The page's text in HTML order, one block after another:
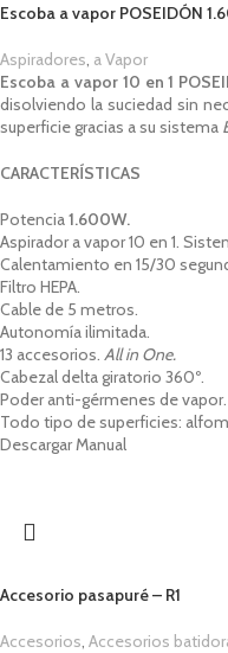
Escoba a vapor POSEIDÓN
Aspiradores a Vapor
Escoba a vapor 10 en 1
disolviendo la suciedad sin
superficie gracias a su sistema
CARACTERÍSTICAS
Potencia1.600W.
Aspirador a vapor 10 en 1.
Calentamiento en 15/30
Filtro HEPA.
Cable de 5 metros.
Autonomía ilimitada.
13 accesorios. All in One.
Cabezal delta giratorio 360º.
Poder anti-gérmenes de vapor.
Todo tipo de superficies:
Descargar Manual
Accesorio pasapuré – R1
Accesorios Accesorios